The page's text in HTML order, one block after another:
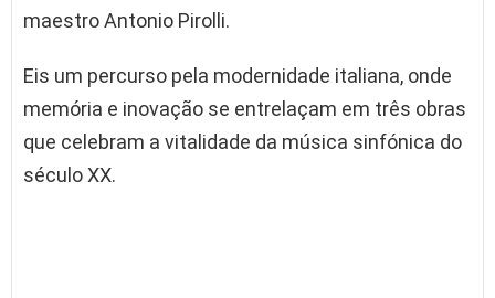
maestro Antonio Pirolli.
Eis um percurso pela modernidade italiana, onde
memória e inovação se entrelaçam em três obras
que celebram a vitalidade da música sinfónica do
século XX.